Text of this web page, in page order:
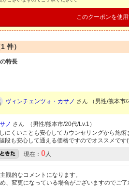
このクーポンを使
1 件）
特長
ヴィンチェンツォ・カサノ さん （男性/熊本市/
ノ さん （男性/熊本市/20代/Lv.1）
にくいことも安心してカウンセリングから施
段も安心して通える価格ですのでオススメです
現在： 0 人
観的なコメントになります。
、変更になっている場合がございますのでご了